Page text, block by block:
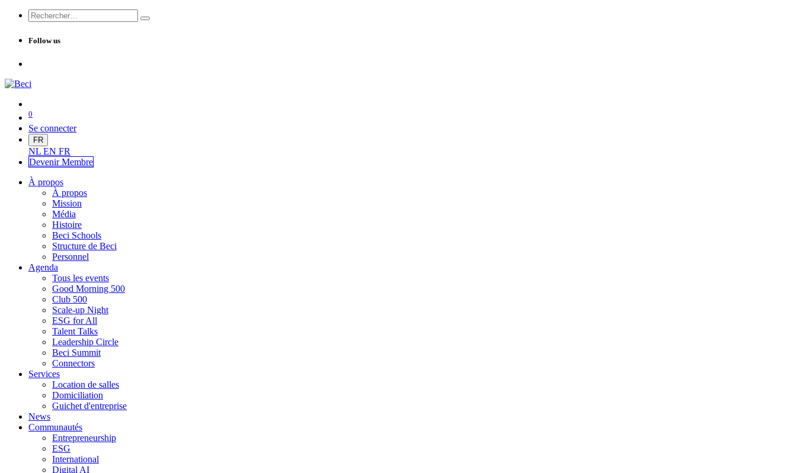
Follow us
0
Se connecter
FR
NL EN FR
Devenir Membre
À propos
À propos
Mission
Média
Histoire
Beci Schools
Structure de Beci
Personnel
Agenda
Tous les events
Good Morning 500
Club 500
Scale-up Night
ESG for All
Talent Talks
Leadership Circle
Beci Summit
Connectors
Services
Location de salles
Domiciliation
Guichet d'entreprise
News
Communautés
Entrepreneurship
ESG
International
Digital AI